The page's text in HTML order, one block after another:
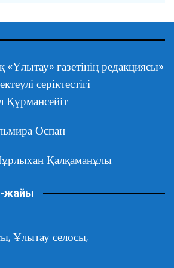
газетінің редакциясы»
серіктестігі
Оспан
Қалқаманұлы
жайы
Ұлытау селосы,